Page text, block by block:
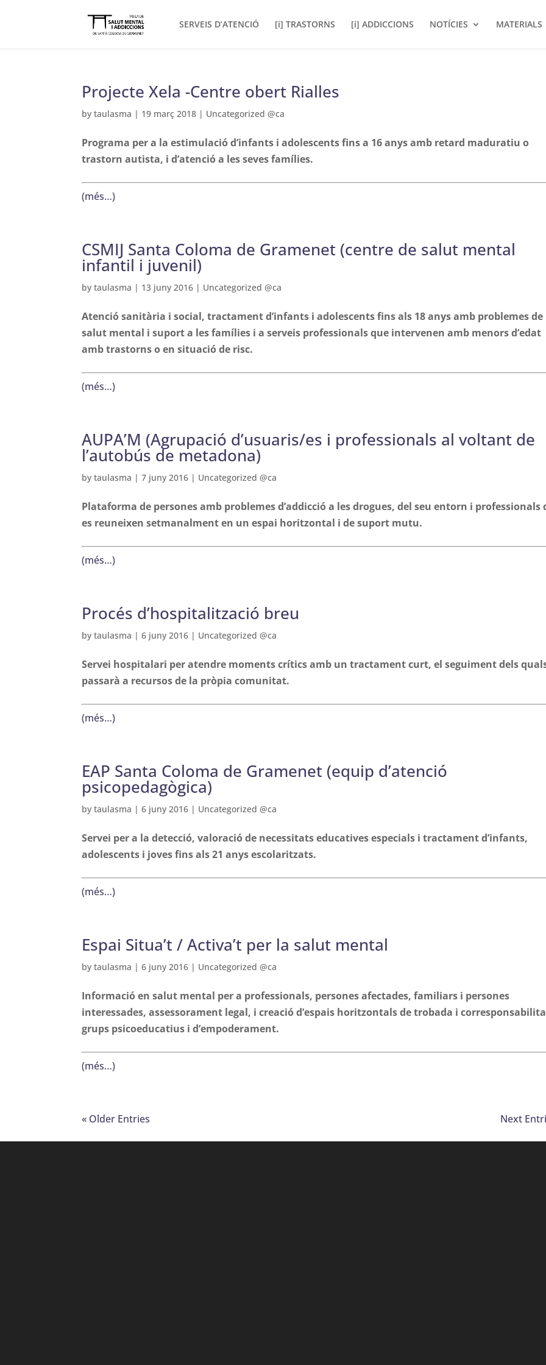
SERVEIS D’ATENCIÓ [i] TRASTORNS [i] ADDICCIONS NOTÍCIES MATERIALS
Projecte Xela -Centre obert Rialles
bytaulasma | 19 març 2018 | Uncategorized @ca
Programa per a la estimulació d’infants i adolescents fins a 16 anys amb retard maduratiu o
trastorn autista, i d’atenció a les seves famílies.
(més…)
CSMIJ Santa Coloma de Gramenet (centre de salut mental
infantil i juvenil)
bytaulasma | 13 juny 2016 | Uncategorized @ca
Atenció sanitària i social, tractament d’infants i adolescents fins als 18 anys amb problemes de
salut mental i suport a les famílies i a serveis professionals que intervenen amb menors d’edat
amb trastorns o en situació de risc.
(més…)
AUPA’M (Agrupació d’usuaris/es i professionals al voltant de
l’autobús de metadona)
bytaulasma |7 juny 2016 | Uncategorized @ca
Plataforma de persones amb problemes d’addicció a les drogues, del seu entorn i professionals
es reuneixen setmanalment en un espai horitzontal i de suport mutu.
(més…)
Procés d’hospitalització breu
bytaulasma |6 juny 2016 | Uncategorized @ca
Servei hospitalari per atendre moments crítics amb un tractament curt, el seguiment dels
passarà a recursos de la pròpia comunitat.
(més…)
EAP Santa Coloma de Gramenet (equip d’atenció
psicopedagògica)
bytaulasma |6 juny 2016 | Uncategorized @ca
Servei per a la detecció, valoració de necessitats educatives especials i tractament d’infants,
adolescents i joves fins als 21 anys escolaritzats.
(més…)
Espai Situa’t / Activa’t per la salut mental
bytaulasma |6 juny 2016 | Uncategorized @ca
Informació en salut mental per a professionals, persones afectades, familiars i persones
interessades, assessorament legal, i creació d’espais horitzontals de trobada i
grups psicoeducatius i d’empoderament.
(més…)
« Older Entries Next